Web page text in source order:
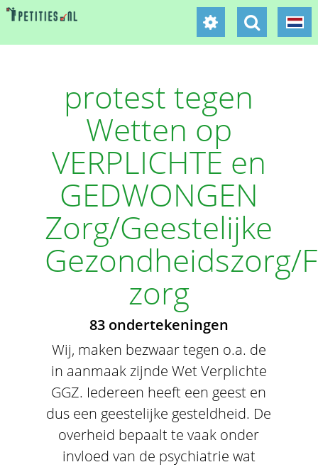
protest tegen
Wetten op
VERPLICHTE en
GEDWONGEN
Zorg/Geestelijke
Gezondheidszorg/
zorg
83 ondertekeningen
Wij, maken bezwaar tegen o.a. de
in aanmaak zijnde Wet Verplichte
GGZ. Iedereen heeft een geest en
dus een geestelijke gesteldheid. De
overheid bepaalt te vaak onder
invloed van de psychiatrie wat